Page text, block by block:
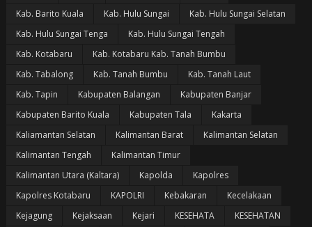
Kab. Barito Kuala
Kab. Hulu Sungai
Kab. Hulu Sungai Selatan
Kab. Hulu Sungai Tenga
Kab. Hulu Sungai Tengah
Kab. Kotabaru
Kab. Kotabaru Kab. Tanah Bumbu
Kab. Tabalong
Kab. Tanah Bumbu
Kab. Tanah Laut
Kab. Tapin
Kabupaten Balangan
Kabupaten Banjar
Kabupaten Barito Kuala
Kabupaten Tala
Kakarta
Kaliamantan Selatan
Kalimantan Barat
Kalimantan Selatan
Kalimantan Tengah
Kalimantan Timur
Kalimantan Utara (Kaltara)
Kapolda
Kapolres
Kapolres Kotabaru
KAPOLRI Kebakaran
Kecelakaan
Kejagung
Kejaksaan Kejari KESEHATA
KESEHATAN